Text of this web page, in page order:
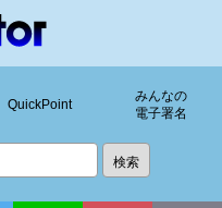
QuickPoint
みんなの
電子署名